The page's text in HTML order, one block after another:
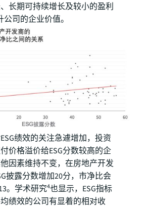
长期可持续增长及较小的盈利
司的企业价值。
绩效的关注急遽增加，投资
价格溢价给ESG分数较高的企
因素维持不变，在房地产开发
披露分数增加20分，市净比会
。学术研究4也显示，ESG指标
绩效的公司有显着的相对收